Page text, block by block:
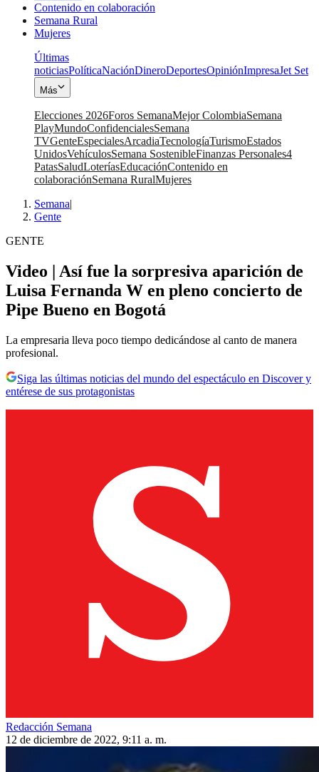
Contenido en colaboración
Semana Rural
Mujeres
Últimas
noticiasPolíticaNaciónDineroDeportesOpiniónImpresaJet Set
Más
Elecciones 2026Foros SemanaMejor ColombiaSemana
PlayMundoConfidencialesSemana
TVGenteEspecialesArcadiaTecnologíaTurismoEstados
UnidosVehículosSemana SostenibleFinanzas Personales4
PatasSaludLoteríasEducaciónContenido en
colaboraciónSemana RuralMujeres
Semana|
Gente
GENTE
Video | Así fue la sorpresiva aparición de
Luisa Fernanda W en pleno concierto de
Pipe Bueno en Bogotá
La empresaria lleva poco tiempo dedicándose al canto de manera
profesional.
Siga las últimas noticias del mundo del espectáculo en Discover y
entérese de sus protagonistas
Redacción Semana
12 de diciembre de 2022, 9:11 a. m.